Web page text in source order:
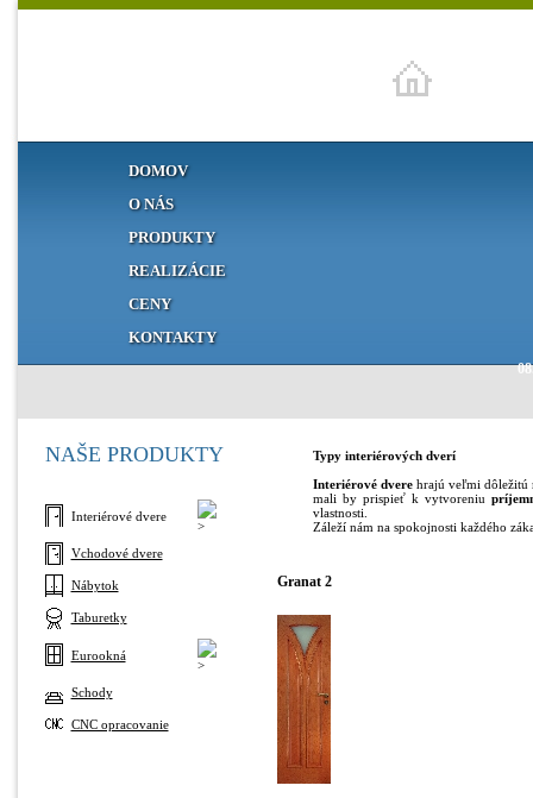
DOMOV
O NÁS
PRODUKTY
REALIZÁCIE
CENY
KONTAKTY
NAŠE PRODUKTY
Interiérové dvere
Vchodové dvere
Nábytok
Taburetky
Eurookná
Schody
CNC opracovanie
Typy interiérových dverí
Interiérové dverehrajú veľmi
mali by prispieť k vytvoreniu
vlastnosti.
Záleží nám na spokojnosti každého
Granat 2